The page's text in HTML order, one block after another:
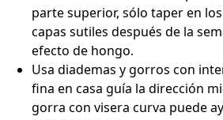
parte superior, sólo taper en
capas sutiles después de la
efecto de hongo.
Usa diademas y gorros con
fina en casa guía la dirección
gorra con visera curva puede